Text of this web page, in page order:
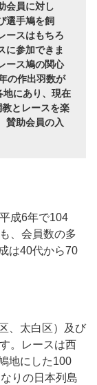
会員に対し
選手鳩を飼
ースはもちろ
に参加できま
ース鳩の関心
の作出羽数が
地にあり、現在
とレースを楽
賛助会員の入
成6年で104
、会員数の多
は40代から70
、太白区）及び
。レースは西
地にした100
りの日本列島